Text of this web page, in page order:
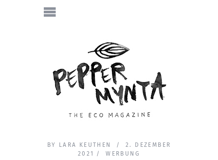
BY LARA KEUTHEN
2. DEZEMBER
2021
WERBUNG